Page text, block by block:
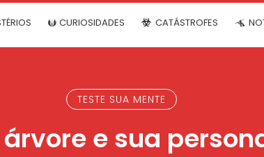
CURIOSIDADES CATÁSTROFES
TESTE SUA MENTE
árvore e sua